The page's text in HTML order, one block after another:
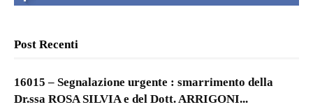
Post Recenti
16015 – Segnalazione urgente : smarrimento della
Dr.ssa ROSA SILVIA e del Dott. ARRIGONI...